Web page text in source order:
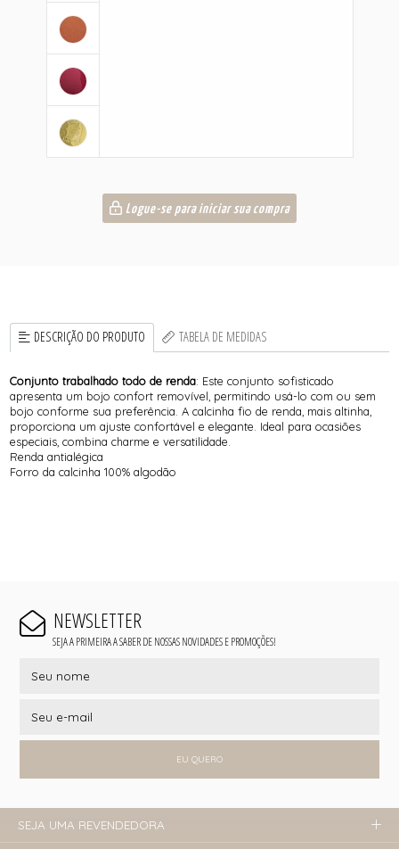
Logue-se para iniciar sua compra
DESCRIÇÃO DO PRODUTO TABELA DE MEDIDAS
Conjunto trabalhado todo de renda: Este conjunto sofisticado
apresenta um bojo confort removível, permitindo usá-lo com ou sem
bojo conforme sua preferência. A calcinha fio de renda, mais altinha,
proporciona um ajuste confortável e elegante. Ideal para ocasiões
especiais, combina charme e versatilidade.
Renda antialégica
Forro da calcinha 100% algodão
NEWSLETTER
SEJA A PRIMEIRA A SABER DE NOSSAS NOVIDADES E PROMOÇÕES!
EU QUERO
SEJA UMA REVENDEDORA